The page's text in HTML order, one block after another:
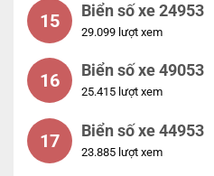
15 Biển số xe 24953
29.099 lượt xem
16 Biển số xe 49053
25.415 lượt xem
17 Biển số xe 44953
23.885 lượt xem